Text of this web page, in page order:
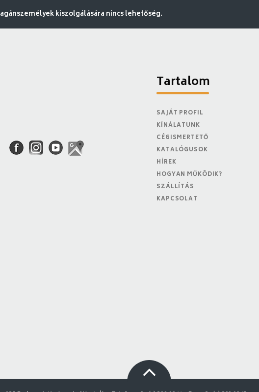
kiszolgálására nincs lehetőség.
Tartalom
SAJÁT PROFIL
KÍNÁLATUNK
CÉGISMERTETŐ
KATALÓGUSOK
HÍREK
HOGYAN MŰKÖDIK?
SZÁLLÍTÁS
KAPCSOLAT